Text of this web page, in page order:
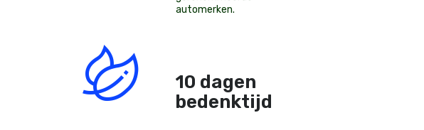
automerken.
10 dagen
bedenktijd!